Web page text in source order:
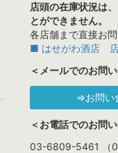
店頭の在庫状況は
とができません。
各店舗まで直接お
■ はせがわ酒店
＜メールでのお問
⇒お問い
＜お電話でのお問
03-6809-5461 （